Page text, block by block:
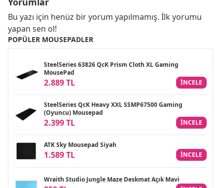
Bu yazı için henüz bir yorum yapılmamış. İlk yorumu
yapan sen ol!
POPÜLER MOUSEPADLER
SteelSeries 63826 QcK Prism Cloth XL Gaming
MousePad
2.889 TL INCELE
SteelSeries QcK Heavy XXL SSMP67500 Gaming
(Oyuncu) Mousepad
2.399 TL INCELE
ATK Sky Mousepad Siyah
1.589 TL INCELE
Wraith Studio Jungle Maze Deskmat Açık Mavi